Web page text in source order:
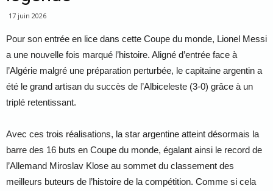
17 juin 2026
Pour son entrée en lice dans cette Coupe du monde, Lionel Messi
a une nouvelle fois marqué l’histoire. Aligné d’entrée face à
l’Algérie malgré une préparation perturbée, le capitaine argentin a
été le grand artisan du succès de l’Albiceleste (3-0) grâce à un
triplé retentissant.
Avec ces trois réalisations, la star argentine atteint désormais la
barre des 16 buts en Coupe du monde, égalant ainsi le record de
l’Allemand Miroslav Klose au sommet du classement des
meilleurs buteurs de l’histoire de la compétition. Comme si cela